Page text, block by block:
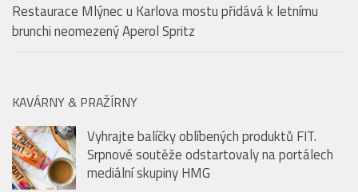
Restaurace Mlýnec u Karlova mostu přidává k letnímu
brunchi neomezený Aperol Spritz
KAVÁRNY & PRAŽÍRNY
Vyhrajte balíčky oblíbených produktů FIT.
Srpnové soutěže odstartovaly na portálech
mediální skupiny HMG